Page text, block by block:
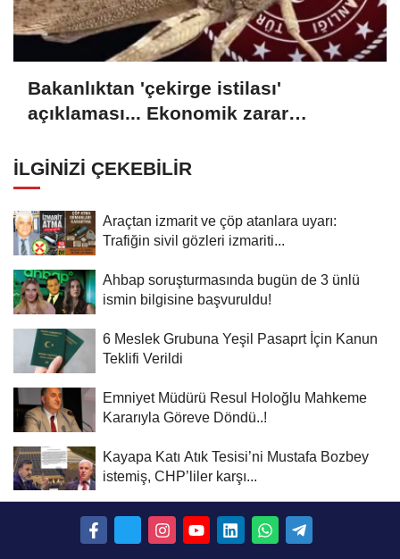
Bakanlıktan 'çekirge istilası'
açıklaması... Ekonomik zarar
İLGINIZI ÇEKEBILIR
Araçtan izmarit ve çöp atanlara uyarı:
Trafiğin sivil gözleri izmariti...
Ahbap soruşturmasında bugün de 3 ünlü
ismin bilgisine başvuruldu!
6 Meslek Grubuna Yeşil Pasaprt İçin Kanun
Teklifi Verildi
Emniyet Müdürü Resul Holoğlu Mahkeme
Kararıyla Göreve Döndü..!
Kayapa Katı Atık Tesisi’ni Mustafa Bozbey
istemiş, CHP’liler karşı...